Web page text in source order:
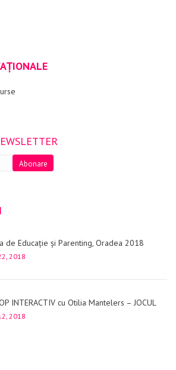
de Educație și Parenting, Oradea 2018
2018
INTERACTIV cu Otilia Mantelers – JOCUL
2018